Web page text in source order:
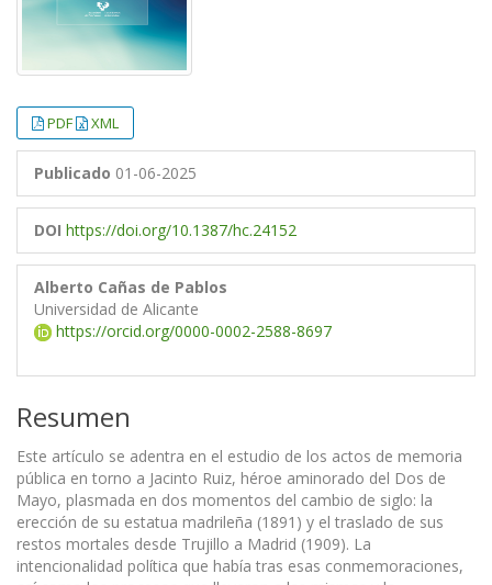
PDF XML
Publicado 01-06-2025
DOI https://doi.org/10.1387/hc.24152
Alberto Cañas de Pablos
Universidad de Alicante
https://orcid.org/0000-0002-2588-8697
Resumen
Este artículo se adentra en el estudio de los actos de memoria
pública en torno a Jacinto Ruiz, héroe aminorado del Dos de
Mayo, plasmada en dos momentos del cambio de siglo: la
erección de su estatua madrileña (1891) y el traslado de sus
restos mortales desde Trujillo a Madrid (1909). La
intencionalidad política que había tras esas conmemoraciones,